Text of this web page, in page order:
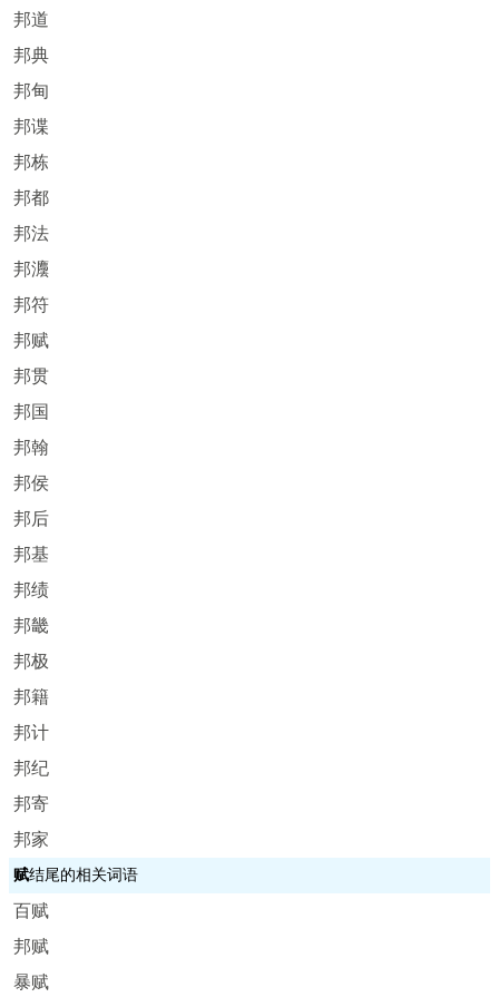
邦道
邦典
邦甸
邦谍
邦栋
邦都
邦法
邦灋
邦符
邦赋
邦贯
邦国
邦翰
邦侯
邦后
邦基
邦绩
邦畿
邦极
邦籍
邦计
邦纪
邦寄
邦家
赋结尾的相关词语
百赋
邦赋
暴赋